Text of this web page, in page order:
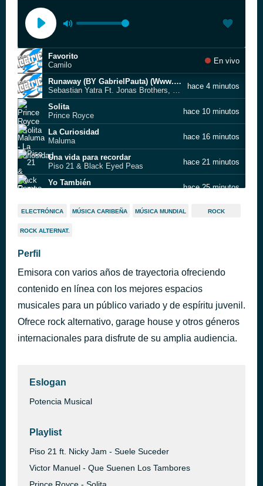
Favorito
Camilo
En vivo
Runaway (BY GabrielPauta) (Www.FlowHot.Net)
Sebastian Yatra Ft. Jonas Brothers, Daddy Yankee Y Natti Natasha
hace 4 minutos
Solita
Prince Royce
hace 10 minutos
La Curiosidad
Maluma
hace 16 minutos
Una vida para recordar
Piso 21 & Black Eyed Peas
hace 21 minutos
Yo También
hace 25 minutos
La curiosidad
hace 29 minutos
Si Tu Amor No Vuelve
Rauw Alejandro x J Balvin
Rumba (feat. Wisin)
Anahí
hace 45 minutos
ELECTRÓNICA MÚSICA CARIBEÑA MÚSICA MUNDIAL ROCK
ROCK ALTERNAT.
Perfil
Emisora con varios años de trayectoria ofreciendo
contenido en línea con los mejores espacios
musicales para un público variado y de espíritu juvenil.
Ofrece rock alternativo, garage house y otros géneros
internacionales para disfrute de su amplia audiencia.
Eslogan
Potencia Musical
Playlist
Piso 21 ft. Nicky Jam - Suele Suceder
Victor Manuel - Que Suenen Los Tambores